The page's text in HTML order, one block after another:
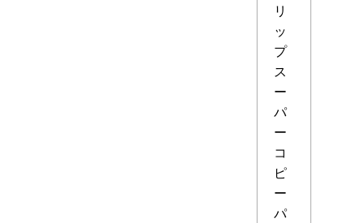
リ
ッ
プ
ス
ー
パ
ー
コ
ピ
ー
パ